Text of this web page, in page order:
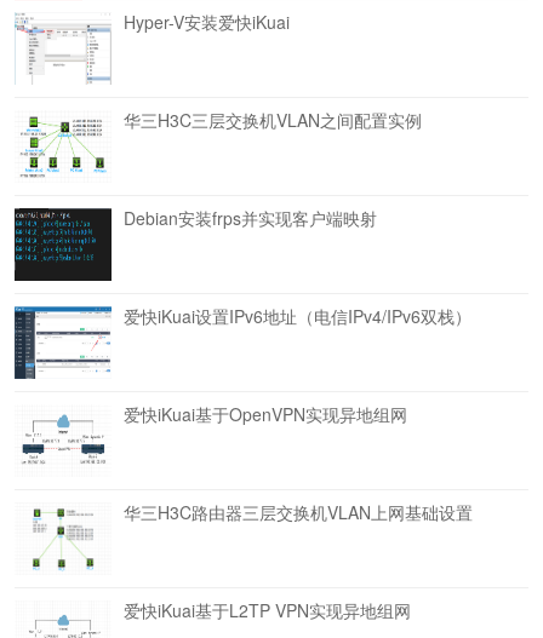
Hyper-V安装爱快iKuai
华三H3C三层交换机VLAN之间配置实例
Debian安装frps并实现客户端映射
爱快iKuai设置IPv6地址（电信IPv4/IPv6双栈）
爱快iKuai基于OpenVPN实现异地组网
华三H3C路由器三层交换机VLAN上网基础设置
爱快iKuai基于L2TP VPN实现异地组网